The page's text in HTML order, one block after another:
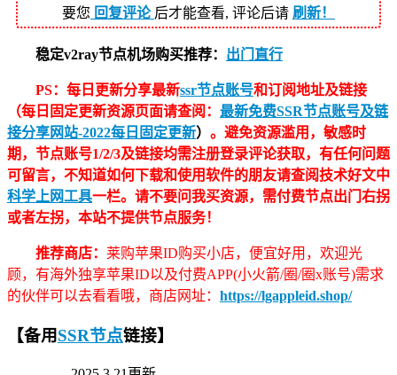
要您 回复评论 后才能查看, 评论后请 刷新！
稳定v2ray节点机场购买推荐： 出门直行
PS：每日更新分享最新ssr节点账号和订阅地址及链接
（每日固定更新资源页面请查阅： 最新免费SSR节点账号及链
接分享网站-2022每日固定更新） 。避免资源滥用，敏感时
期，节点账号1/2/3及链接均需注册登录评论获取，有任何问题
可留言，不知道如何下载和使用软件的朋友请查阅技术好文中
科学上网工具一栏。请不要问我买资源，需付费节点出门右拐
或者左拐，本站不提供节点服务！
推荐商店： 莱购苹果ID购买小店，便宜好用，欢迎光
顾，有海外独享苹果ID以及付费APP(小火箭/圈/圈x账号)需求
的伙伴可以去看看哦，商店网址： https://lgappleid.shop/
【备用SSR节点链接】